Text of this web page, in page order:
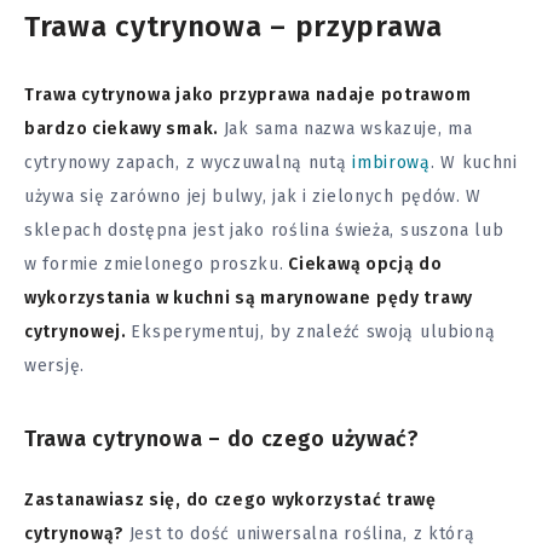
Trawa cytrynowa – przyprawa
Trawa cytrynowa jako przyprawa nadaje potrawom
bardzo ciekawy smak. Jak sama nazwa wskazuje, ma
cytrynowy zapach, z wyczuwalną nutąimbirową. W kuchni
używa się zarówno jej bulwy, jak i zielonych pędów. W
sklepach dostępna jest jako roślina świeża, suszona lub
w formie zmielonego proszku. Ciekawą opcją do
wykorzystania w kuchni są marynowane pędy trawy
cytrynowej. Eksperymentuj, by znaleźć swoją ulubioną
wersję.
Trawa cytrynowa – do czego używać?
Zastanawiasz się, do czego wykorzystać trawę
cytrynową? Jest to dość uniwersalna roślina, z którą